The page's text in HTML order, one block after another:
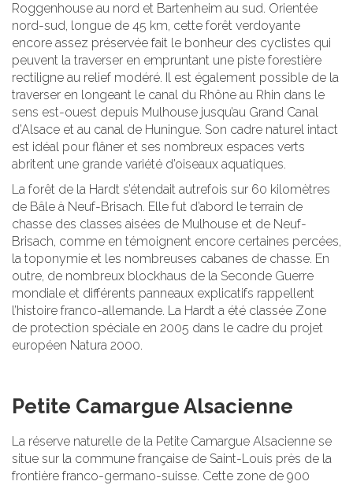
Roggenhouse au nord et Bartenheim au sud. Orientée
nord-sud, longue de 45 km, cette forêt verdoyante
encore assez préservée fait le bonheur des cyclistes qui
peuvent la traverser en empruntant une piste forestière
rectiligne au relief modéré. Il est également possible de la
traverser en longeant le canal du Rhône au Rhin dans le
sens est-ouest depuis Mulhouse jusqu’au Grand Canal
d’Alsace et au canal de Huningue. Son cadre naturel intact
est idéal pour flâner et ses nombreux espaces verts
abritent une grande variété d’oiseaux aquatiques.
La forêt de la Hardt s’étendait autrefois sur 60 kilomètres
de Bâle à Neuf-Brisach. Elle fut d’abord le terrain de
chasse des classes aisées de Mulhouse et de Neuf-
Brisach, comme en témoignent encore certaines percées,
la toponymie et les nombreuses cabanes de chasse. En
outre, de nombreux blockhaus de la Seconde Guerre
mondiale et différents panneaux explicatifs rappellent
l’histoire franco-allemande. La Hardt a été classée Zone
de protection spéciale en 2005 dans le cadre du projet
européen Natura 2000.
Petite Camargue Alsacienne
La réserve naturelle de la Petite Camargue Alsacienne se
situe sur la commune française de Saint-Louis près de la
frontière franco-germano-suisse. Cette zone de 900